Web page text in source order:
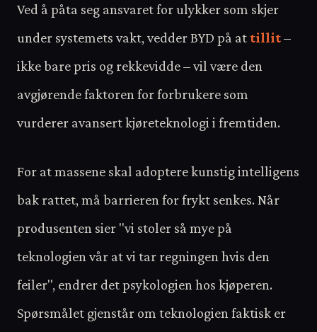
Ved å påta seg ansvaret for ulykker som skjer
under systemets vakt, vedder BYD på attillit–
ikke bare pris og rekkevidde – vil være den
avgjørende faktoren for forbrukere som
vurderer avansert kjøreteknologi i fremtiden.
For at massene skal adoptere kunstig intelligens
bak rattet, må barrieren for frykt senkes. Når
produsenten sier "vi stoler så mye på
teknologien vår at vi tar regningen hvis den
feiler", endrer det psykologien hos kjøperen.
Spørsmålet gjenstår om teknologien faktisk er